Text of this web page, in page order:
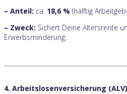
– Anteil: ca. 18,6 % (hälftig
– Zweck: Sichert Deine Altersrente
Erwerbsminderung.
4. Arbeitslosenversicherung (ALV)